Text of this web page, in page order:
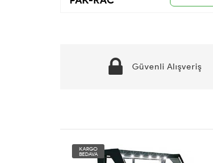
Güvenli Alışveriş
KARGO
BEDAVA